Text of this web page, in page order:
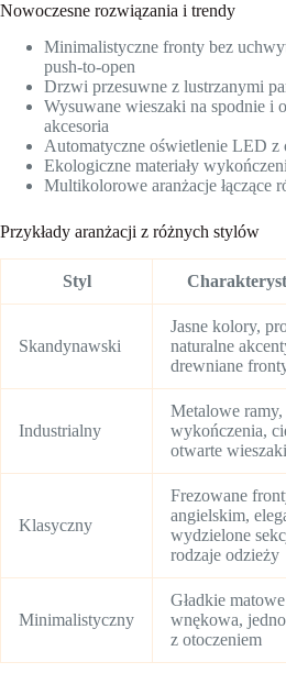
Nowoczesne rozwiązania i trendy
Minimalistyczne fronty bez
push-to-open
Drzwi przesuwne z lustrzanymi
Wysuwane wieszaki na spodnie i
akcesoria
Automatyczne oświetlenie LED z
Ekologiczne materiały
Multikolorowe aranżacje łączące
Przykłady aranżacji z różnych stylów
Styl
Skandynawski
Jasne kolory,
naturalne
drewniane
Industrialny
Metalowe
wykończenia,
otwarte
Klasyczny
Frezowane
angielskim,
wydzielone
rodzaje odzieży
Minimalistyczny
Gładkie
wnękowa,
z otoczeniem